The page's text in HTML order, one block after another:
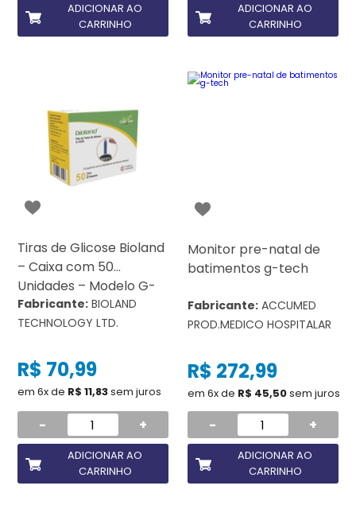
ADICIONAR AO
CARRINHO
ADICIONAR AO
CARRINHO
Tiras de Glicose Bioland
– Caixa com 50
Unidades – Modelo G-
423S
Fabricante: BIOLAND
TECHNOLOGY LTD.
R$ 70,99
em 6x de R$ 11,83sem juros
- +
ADICIONAR AO
CARRINHO
Monitor pre-natal de
batimentos g-tech
Fabricante: ACCUMED
PROD.MEDICO HOSPITALAR
R$ 272,99
em 6x de R$ 45,50sem juros
- +
ADICIONAR AO
CARRINHO